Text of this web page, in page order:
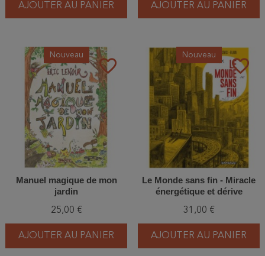
AJOUTER AU PANIER AJOUTER AU PANIER
favorite_border
Nouveau
Manuel magique de mon
jardin
25,00 €
AJOUTER AU PANIER
favorite_border
Nouveau
Le Monde sans fin - Miracle
énergétique et dérive
31,00 €
AJOUTER AU PANIER